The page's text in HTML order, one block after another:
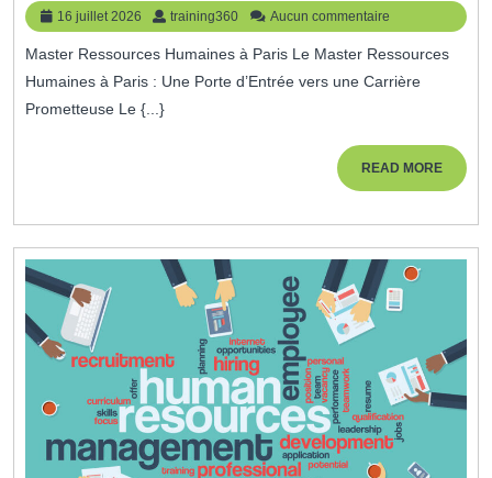
Master
Ressources
Humaines
Paris
:
D’Entrée
Vers
La
Réussite
16 juillet 2026
16
juillet
2026
training360 training360
Aucun commentaire
Master Ressources Humaines à Paris Le Master Ressources
Humaines à Paris : Une Porte d’Entrée vers une Carrière
Prometteuse Le {...}
READ MOREREAD
MORE